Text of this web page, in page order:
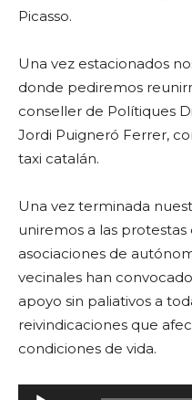
Picasso.
Una vez estacionados
donde pediremos
conseller de Polítiques
Jordi Puigneró Ferrer,
taxi catalán.
Una vez terminada
uniremos a las protestas
asociaciones de
vecinales han
apoyo sin paliativos a
reivindicaciones que
condiciones de vida.